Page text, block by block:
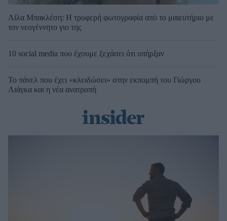
Λίλα Μπακλέση: Η τρυφερή φωτογραφία από το μαιευτήριο με
τον νεογέννητο γιο της
10 social media που έχουμε ξεχάσει ότι υπήρξαν
Το πάνελ που έχει «κλειδώσει» στην εκπομπή του Γιώργου
Λιάγκα και η νέα ανατροπή